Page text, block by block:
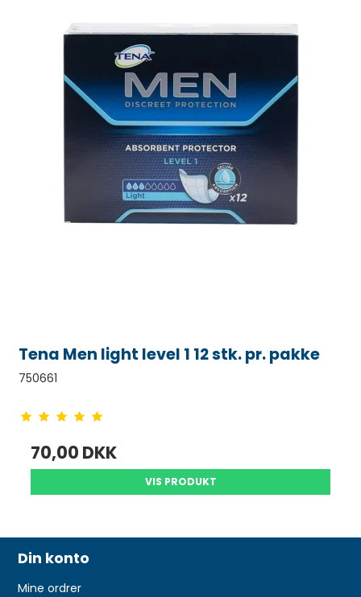
Tena Men light level 1 12 stk. pr. pakke
750661
70,00 DKK
VIS PRODUKT
Din konto
Mine ordrer